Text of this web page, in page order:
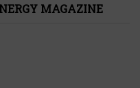
MAGAZINE